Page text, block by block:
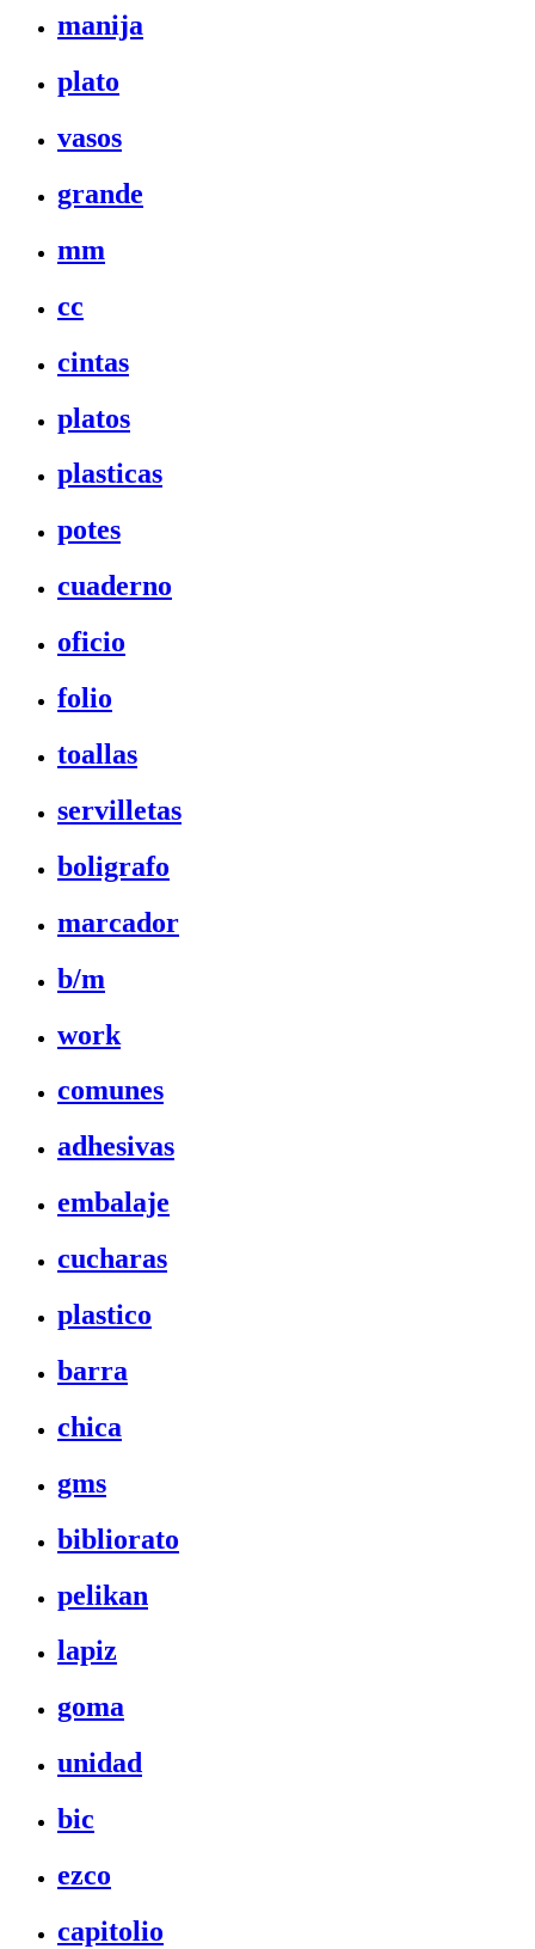
manija
plato
vasos
grande
mm
cc
cintas
platos
plasticas
potes
cuaderno
oficio
folio
toallas
servilletas
boligrafo
marcador
b/m
work
comunes
adhesivas
embalaje
cucharas
plastico
barra
chica
gms
bibliorato
pelikan
lapiz
goma
unidad
bic
ezco
capitolio